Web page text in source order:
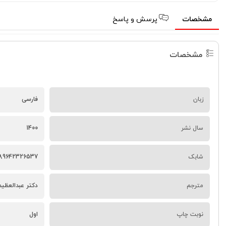
مشخصات پرسش و پاسخ
مشخصات
زبان فارسی
سال نشر 1400
شابک
مترجم دکتر
نوبت چاپ اول